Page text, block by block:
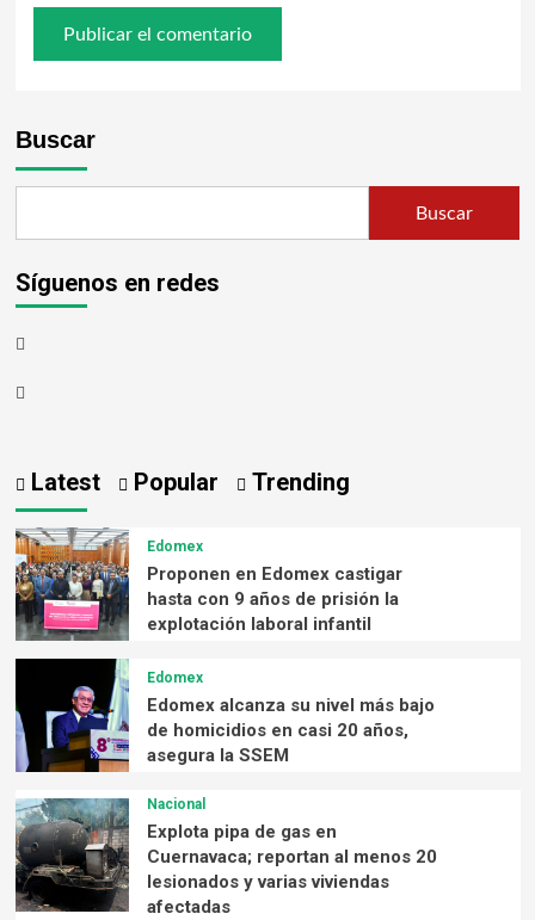
Buscar
Buscar
Síguenos en redes
Latest Popular Trending
Edomex
Proponen en Edomex castigar
hasta con 9 años de prisión la
explotación laboral infantil
Edomex
Edomex alcanza su nivel más bajo
de homicidios en casi 20 años,
asegura la SSEM
Nacional
Explota pipa de gas en
Cuernavaca; reportan al menos 20
lesionados y varias viviendas
afectadas